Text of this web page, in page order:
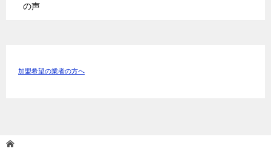
の声
加盟希望の業者の方へ